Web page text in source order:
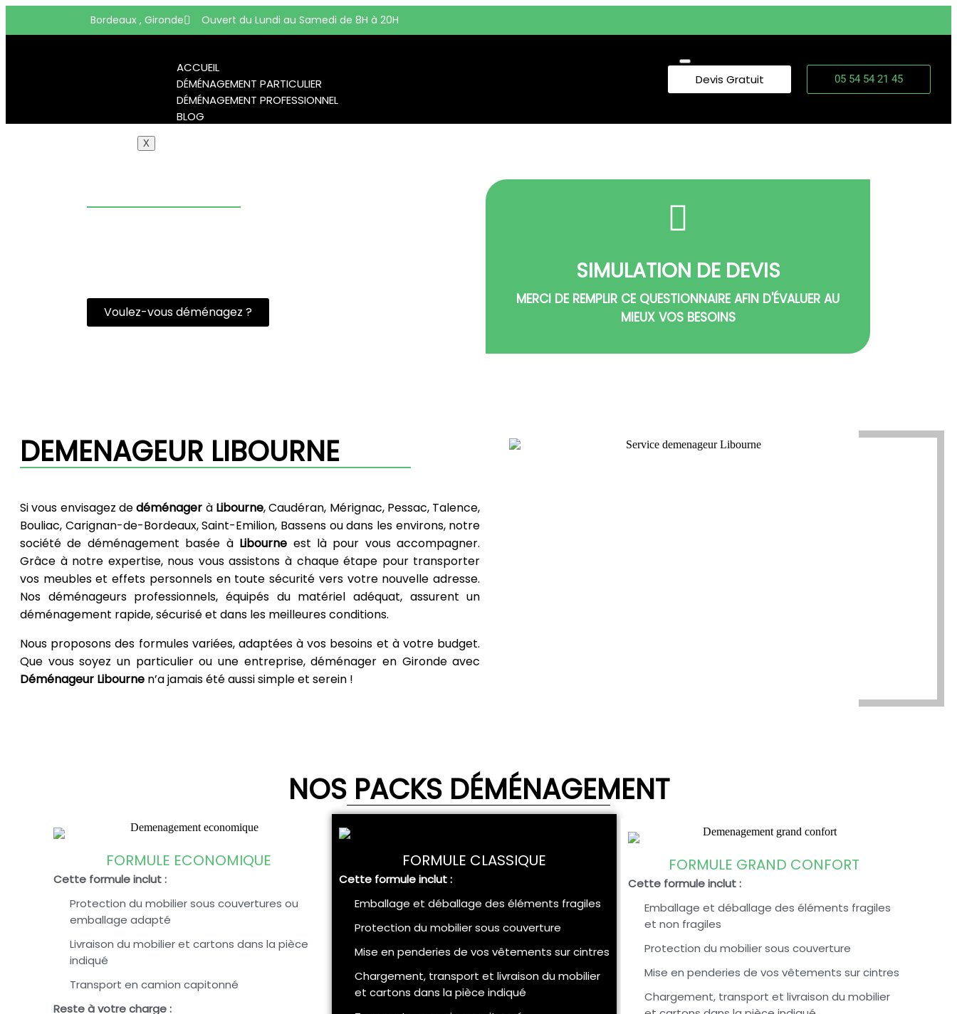
Bordeaux , Gironde Ouvert du Lundi au Samedi de 8H à 20H
ACCUEIL
DÉMÉNAGEMENT PARTICULIER
DÉMÉNAGEMENT PROFESSIONNEL
BLOG
X
Devis Gratuit 05 54 54 21 45
Voulez-vous déménagez ?
SIMULATION DE DEVIS
MERCI DE REMPLIR CE QUESTIONNAIRE AFIN D'ÉVALUER AU
MIEUX VOS BESOINS
DEMENAGEUR LIBOURNE
Si vous envisagez dedéménager à Libourne, Caudéran, Mérignac, Pessac, Talence,
Bouliac, Carignan-de-Bordeaux, Saint-Emilion, Bassens ou dans les environs, notre
société de déménagement basée à Libourne est là pour vous accompagner.
Grâce à notre expertise, nous vous assistons à chaque étape pour transporter
vos meubles et effets personnels en toute sécurité vers votre nouvelle adresse.
Nos déménageurs professionnels, équipés du matériel adéquat, assurent un
déménagement rapide, sécurisé et dans les meilleures conditions.
Nous proposons des formules variées, adaptées à vos besoins et à votre budget.
Que vous soyez un particulier ou une entreprise, déménager en Gironde avec
Déménageur Libourne n’a jamais été aussi simple et serein !
NOS PACKS DÉMÉNAGEMENT
FORMULE ECONOMIQUE
Cette formule inclut :
Protection du mobilier sous couvertures ou
emballage adapté
Livraison du mobilier et cartons dans la pièce
indiqué
Transport en camion capitonné
Reste à votre charge :
FORMULE CLASSIQUE
Cette formule inclut :
Emballage et déballage des éléments fragiles
Protection du mobilier sous couverture
Mise en penderies de vos vêtements sur cintres
Chargement, transport et livraison du mobilier
et cartons dans la pièce indiqué
FORMULE GRAND CONFORT
Cette formule inclut :
Emballage et déballage des éléments fragiles
et non fragiles
Protection du mobilier sous couverture
Mise en penderies de vos vêtements sur cintres
Chargement, transport et livraison du mobilier